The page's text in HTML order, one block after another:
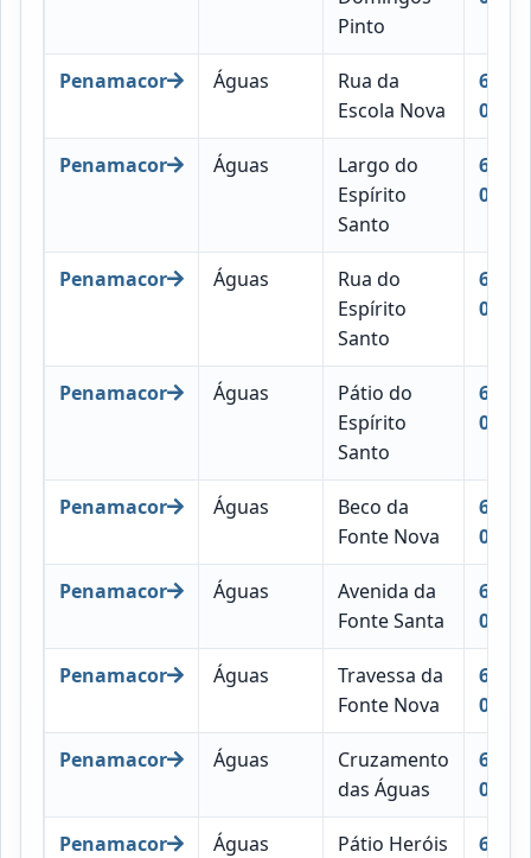
Pinto
Penamacor Águas
Rua da
Escola Nova
6090-
031
Penamacor Águas
Largo do
Espírito
Santo
6090-
022
Penamacor Águas
Rua do
Espírito
Santo
6090-
040
Penamacor Águas
Pátio do
Espírito
Santo
6090-
024
Penamacor Águas
Beco da
Fonte Nova
6090-
013
Penamacor Águas
Avenida da
Fonte Santa
6090-
011
Penamacor Águas
Travessa da
Fonte Nova
6090-
056
Penamacor Águas
Cruzamento
das Águas
6090-
017
Penamacor Águas
Pátio Heróis
6090-